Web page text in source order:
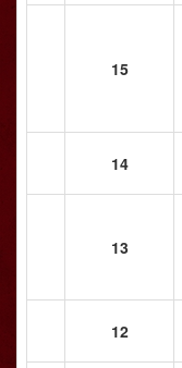
15
14
13
12